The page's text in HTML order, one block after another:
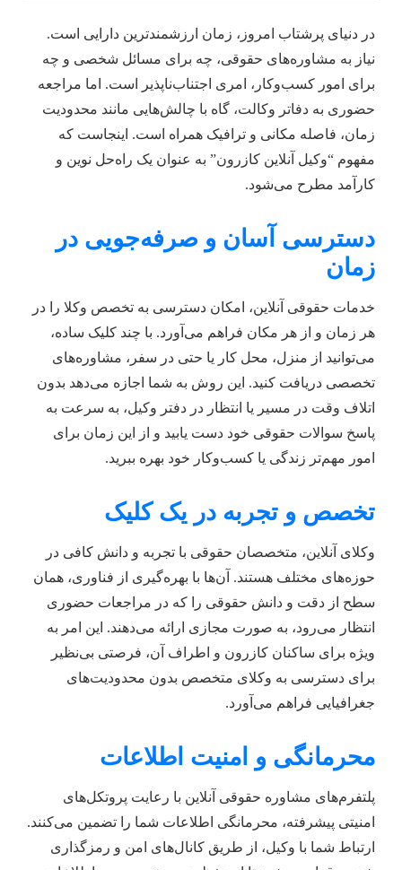
در دنیای پرشتاب امروز، زمان ارزشمندترین دارایی است.
نیاز به مشاوره‌های حقوقی، چه برای مسائل شخصی و چه
برای امور کسب‌وکار، امری اجتناب‌ناپذیر است. اما مراجعه
حضوری به دفاتر وکالت، گاه با چالش‌هایی مانند محدودیت
زمان، فاصله مکانی و ترافیک همراه است. اینجاست که
مفهوم “وکیل آنلاین کازرون” به عنوان یک راه‌حل نوین و
کارآمد مطرح می‌شود.
دسترسی آسان و صرفه‌جویی در
زمان
خدمات حقوقی آنلاین، امکان دسترسی به تخصص وکلا را در
هر زمان و از هر مکان فراهم می‌آورد. با چند کلیک ساده،
می‌توانید از منزل، محل کار یا حتی در سفر، مشاوره‌های
تخصصی دریافت کنید. این روش به شما اجازه می‌دهد بدون
اتلاف وقت در مسیر یا انتظار در دفتر وکیل، به سرعت به
پاسخ سوالات حقوقی خود دست یابید و از این زمان برای
امور مهم‌تر زندگی یا کسب‌وکار خود بهره ببرید.
تخصص و تجربه در یک کلیک
وکلای آنلاین، متخصصان حقوقی با تجربه و دانش کافی در
حوزه‌های مختلف هستند. آن‌ها با بهره‌گیری از فناوری، همان
سطح از دقت و دانش حقوقی را که در مراجعات حضوری
انتظار می‌رود، به صورت مجازی ارائه می‌دهند. این امر به
ویژه برای ساکنان کازرون و اطراف آن، فرصتی بی‌نظیر
برای دسترسی به وکلای متخصص بدون محدودیت‌های
جغرافیایی فراهم می‌آورد.
محرمانگی و امنیت اطلاعات
پلتفرم‌های مشاوره حقوقی آنلاین با رعایت پروتکل‌های
امنیتی پیشرفته، محرمانگی اطلاعات شما را تضمین می‌کنند.
ارتباط شما با وکیل، از طریق کانال‌های امن و رمزگذاری